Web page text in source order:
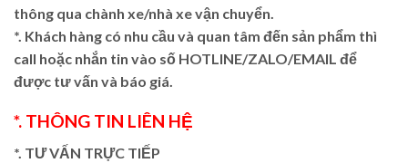
thông qua chành xe/nhà xe vận chuyển.
*. Khách hàng có nhu cầu và quan tâm đến sản phẩm thì
call hoặc nhắn tin vào số HOTLINE/ZALO/EMAIL để
được tư vấn và báo giá.
*. THÔNG TIN LIÊN HỆ
*. TƯ VẤN TRỰC TIẾP